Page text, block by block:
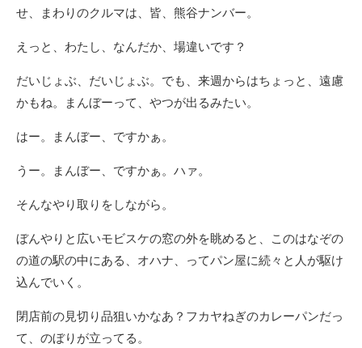
せ、まわりのクルマは、皆、熊谷ナンバー。
えっと、わたし、なんだか、場違いです？
だいじょぶ、だいじょぶ。でも、来週からはちょっと、遠慮
かもね。まんぼーって、やつが出るみたい。
はー。まんぼー、ですかぁ。
うー。まんぼー、ですかぁ。ハァ。
そんなやり取りをしながら。
ぼんやりと広いモビスケの窓の外を眺めると、このはなぞの
の道の駅の中にある、オハナ、ってパン屋に続々と人が駆け
込んでいく。
閉店前の見切り品狙いかなあ？フカヤねぎのカレーパンだっ
て、のぼりが立ってる。